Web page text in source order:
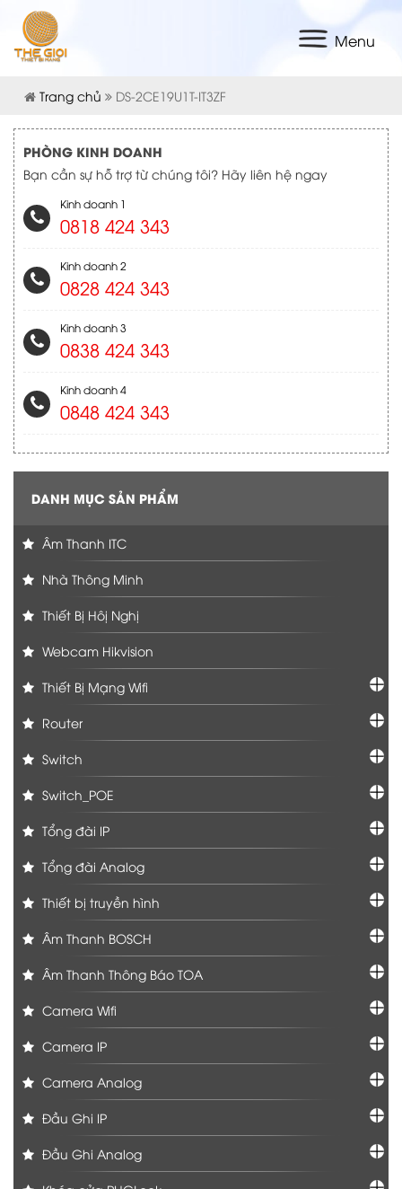
Menu
Trang chủ DS-2CE19U1T-IT3ZF
PHÒNG KINH DOANH
Bạn cần sự hỗ trợ từ chúng tôi? Hãy liên hệ ngay
Kinh doanh 1
0818 424 343
Kinh doanh 2
0828 424 343
Kinh doanh 3
0838 424 343
Kinh doanh 4
0848 424 343
DANH MỤC SẢN PHẨM
Âm Thanh ITC
Nhà Thông Minh
Thiết Bị Hôị Nghị
Webcam Hikvision
Thiết Bị Mạng Wifi
Router
Switch
Switch_POE
Tổng đài IP
Tổng đài Analog
Thiết bị truyền hình
Âm Thanh BOSCH
Âm Thanh Thông Báo TOA
Camera Wifi
Camera IP
Camera Analog
Đầu Ghi IP
Đầu Ghi Analog